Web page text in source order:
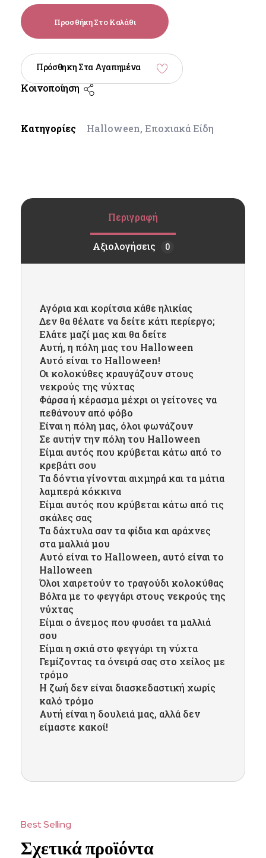
Προσθήκη Στο Καλάθι
Πρόσθηκη Στα Αγαπημένα
Κοινοποίηση
Κατηγορίες Halloween, Εποχιακά Είδη
Περιγραφή
Αξιολογήσεις 0
Αγόρια και κορίτσια κάθε ηλικίας
Δεν θα θέλατε να δείτε κάτι περίεργο;
Ελάτε μαζί μας και θα δείτε
Αυτή, η πόλη μας του Halloween
Αυτό είναι το Halloween!
Οι κολοκύθες κραυγάζουν στους
νεκρούς της νύχτας
Φάρσα ή κέρασμα μέχρι οι γείτονες να
πεθάνουν από φόβο
Είναι η πόλη μας, όλοι φωνάζουν
Σε αυτήν την πόλη του Halloween
Είμαι αυτός που κρύβεται κάτω από το
κρεβάτι σου
Τα δόντια γίνονται αιχμηρά και τα μάτια
λαμπερά κόκκινα
Είμαι αυτός που κρύβεται κάτω από τις
σκάλες σας
Τα δάχτυλα σαν τα φίδια και αράχνες
στα μαλλιά μου
Αυτό είναι το Halloween, αυτό είναι το
Halloween
Όλοι χαιρετούν το τραγούδι κολοκύθας
Βόλτα με το φεγγάρι στους νεκρούς της
νύχτας
Είμαι ο άνεμος που φυσάει τα μαλλιά
σου
Είμαι η σκιά στο φεγγάρι τη νύχτα
Γεμίζοντας τα όνειρά σας στο χείλος με
τρόμο
Η ζωή δεν είναι διασκεδαστική χωρίς
καλό τρόμο
Αυτή είναι η δουλειά μας, αλλά δεν
είμαστε κακοί!
Σχετικά προϊόντα